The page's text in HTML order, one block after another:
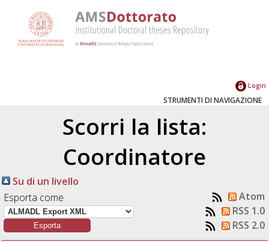
Login
STRUMENTI DI NAVIGAZIONE
Scorri la lista:
Coordinatore
Su di un livello
Esporta come
Atom
RSS 1.0
RSS 2.0